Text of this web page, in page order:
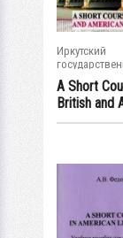
Иркутский
университет
A Short
British and
Literature...